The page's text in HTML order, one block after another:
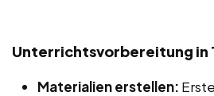
Unterrichtsvorbereitung in
Materialien erstellen: